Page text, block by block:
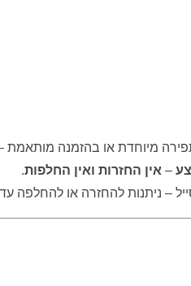
מיוחדת או בהזמנה מותאמת
– אין החזרות ואין החלפות.
– ניתנות להחזרה או להחלפה עד